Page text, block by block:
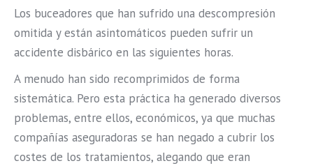
Los buceadores que han sufrido una descompresión
omitida y están asintomáticos pueden sufrir un
accidente disbárico en las siguientes horas.
A menudo han sido recomprimidos de forma
sistemática. Pero esta práctica ha generado diversos
problemas, entre ellos, económicos, ya que muchas
compañías aseguradoras se han negado a cubrir los
costes de los tratamientos, alegando que eran